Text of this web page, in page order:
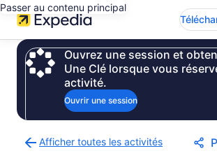
Passer au contenu principal
Ouvrez une session et
Une Clé lorsque vous
activité.
Ouvrir une session
Afficher toutes les activités